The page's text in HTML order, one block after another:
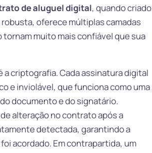
de aluguel digital, quando criado
oferece múltiplas camadas
tornam muito mais confiável que sua
a criptografia. Cada assinatura digital
e inviolável, que funciona como uma
documento e do signatário.
alteração no contrato após a
detectada, garantindo a
acordado. Em contrapartida, um